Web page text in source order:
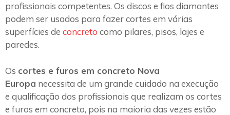
profissionais competentes. Os discos e fios diamantes
podem ser usados para fazer cortes em várias
superfícies de concreto como pilares, pisos, lajes e
paredes.
Os cortes e furos em concreto Nova
Europa necessita de um grande cuidado na execução
e qualificação dos profissionais que realizam os cortes
e furos em concreto, pois na maioria das vezes estão